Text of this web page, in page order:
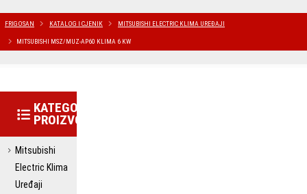
FRIGOSAN KATALOG I CJENIK MITSUBISHI ELECTRIC KLIMA UREĐAJI
MITSUBISHI MSZ/MUZ-AP60 KLIMA 6 KW
KATEGORIJE
PROIZVODA
Mitsubishi
Electric Klima
Uređaji